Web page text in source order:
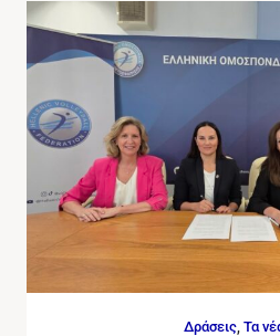
Δράσεις, Τα